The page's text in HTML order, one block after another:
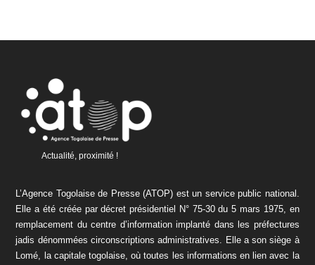
Actualité, proximité !
L’Agence Togolaise de Presse (ATOP) est un service public national.
Elle a été créée par décret présidentiel N° 75-30 du 5 mars 1975, en
remplacement du centre d’information implanté dans les préfectures
jadis dénommées circonscriptions administratives. Elle a son siège à
Lomé, la capitale togolaise, où toutes les informations en lien avec la